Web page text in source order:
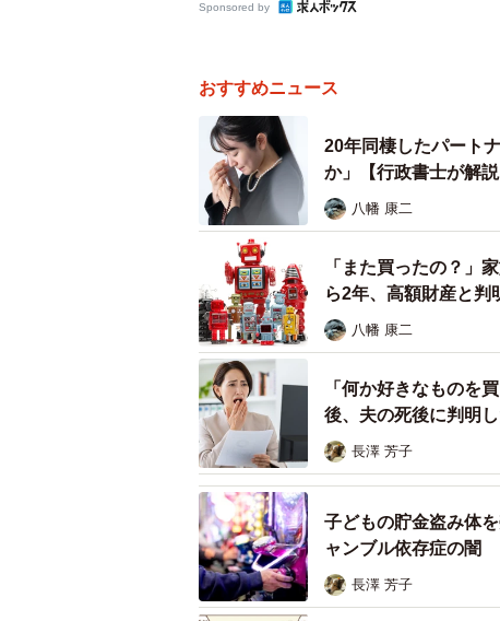
ーこのケースでこの制度は使えますか
伴って必要となる学用品の購入費用
あれば、500 万円までが非課税の対
入・業者への支払を依頼したものに限
学校の授業で使う一般的な楽器であ
高額なバイオリンを購入するよう依
ば、事前に学校と相談するか税理士
◆正木由紀（まさき・ゆき）／税理
立。これまで数多くの法人・個人の
み、「クライアントの生活をより充
2児の母として子育てに奮闘中。
Sponsored by
おすすめニュース
20年同棲したパート
か」【行政書士が解説
八幡 康二
「また買ったの？」
ら2年、高額財産と
八幡 康二
「何か好きなものを
後、夫の死後に判明
長澤 芳子
子どもの貯金盗み体
ャンブル依存症の闇
長澤 芳子